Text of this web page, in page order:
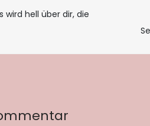
wird hell über dir, die